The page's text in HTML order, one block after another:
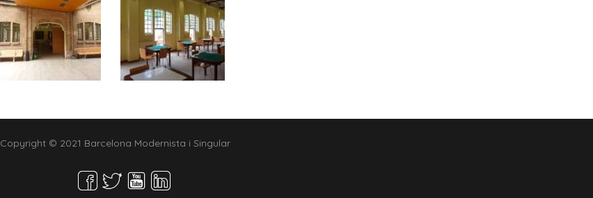
Copyright © 2021 Barcelona Modernista i Singular